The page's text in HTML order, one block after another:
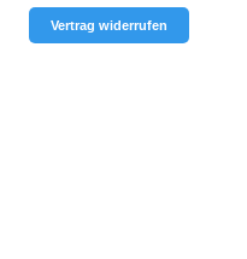
Vertrag widerrufen